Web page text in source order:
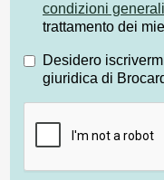
condizioni
trattamento dei
Desidero
giuridica di